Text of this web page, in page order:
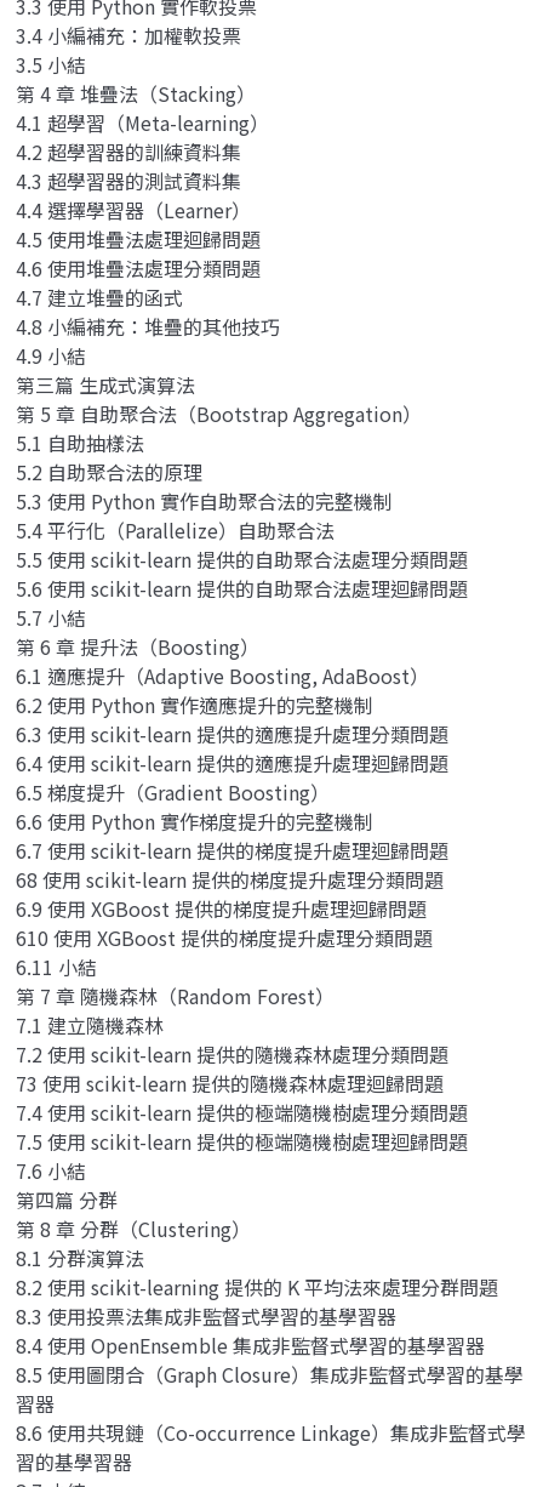
3.4 小編補充：加權軟投票
3.5 小結
第 4 章 堆疊法（Stacking）
4.1 超學習（Meta-learning）
4.2 超學習器的訓練資料集
4.3 超學習器的測試資料集
4.4 選擇學習器（Learner）
4.5 使用堆疊法處理迴歸問題
4.6 使用堆疊法處理分類問題
4.7 建立堆疊的函式
4.8 小編補充：堆疊的其他技巧
4.9 小結
第三篇 生成式演算法
第 5 章 自助聚合法（Bootstrap Aggregation）
5.1 自助抽樣法
5.2 自助聚合法的原理
5.3 使用 Python 實作自助聚合法的完整機制
5.4 平行化（Parallelize）自助聚合法
5.5 使用 scikit-learn 提供的自助聚合法處理分類問題
5.6 使用 scikit-learn 提供的自助聚合法處理迴歸問題
5.7 小結
第 6 章 提升法（Boosting）
6.1 適應提升（Adaptive Boosting, AdaBoost）
6.2 使用 Python 實作適應提升的完整機制
6.3 使用 scikit-learn 提供的適應提升處理分類問題
6.4 使用 scikit-learn 提供的適應提升處理迴歸問題
6.5 梯度提升（Gradient Boosting）
6.6 使用 Python 實作梯度提升的完整機制
6.7 使用 scikit-learn 提供的梯度提升處理迴歸問題
68 使用 scikit-learn 提供的梯度提升處理分類問題
6.9 使用 XGBoost 提供的梯度提升處理迴歸問題
610 使用 XGBoost 提供的梯度提升處理分類問題
6.11 小結
第 7 章 隨機森林（Random Forest）
7.1 建立隨機森林
7.2 使用 scikit-learn 提供的隨機森林處理分類問題
73 使用 scikit-learn 提供的隨機森林處理迴歸問題
7.4 使用 scikit-learn 提供的極端隨機樹處理分類問題
7.5 使用 scikit-learn 提供的極端隨機樹處理迴歸問題
7.6 小結
第四篇 分群
第 8 章 分群（Clustering）
8.1 分群演算法
8.2 使用 scikit-learning 提供的 K 平均法來處理分群問題
8.3 使用投票法集成非監督式學習的基學習器
8.4 使用 OpenEnsemble 集成非監督式學習的基學習器
8.5 使用圖閉合（Graph Closure）集成非監督式學習的基學
習器
8.6 使用共現鏈（Co-occurrence Linkage）集成非監督式學
習的基學習器